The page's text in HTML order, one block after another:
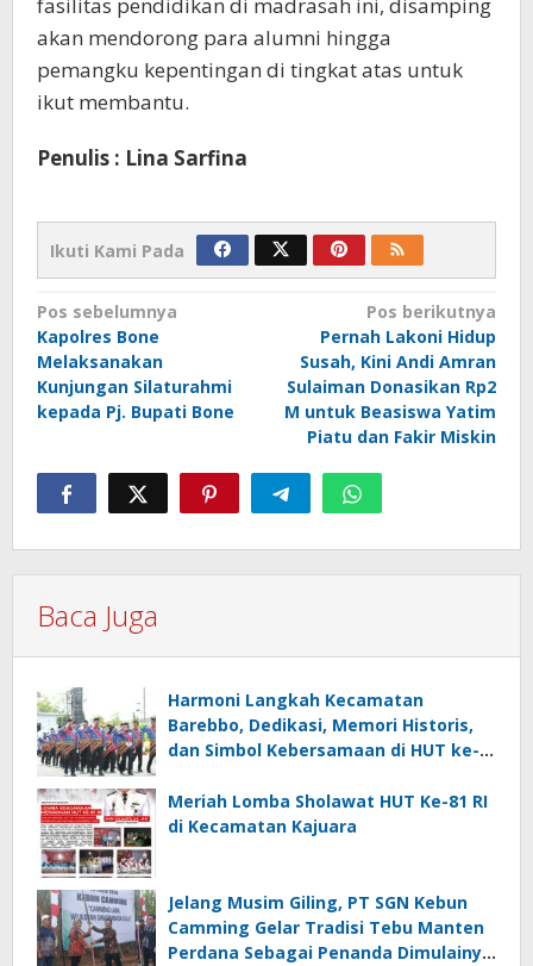
fasilitas pendidikan di madrasah ini, disamping
akan mendorong para alumni hingga
pemangku kepentingan di tingkat atas untuk
ikut membantu.
Penulis : Lina Sarfina
Ikuti Kami Pada
Navigasi
pos
Pos sebelumnya
Kapolres Bone
Melaksanakan
Kunjungan Silaturahmi
kepada Pj. Bupati Bone
Pos berikutnya
Pernah Lakoni Hidup
Susah, Kini Andi Amran
Sulaiman Donasikan Rp2
M untuk Beasiswa Yatim
Piatu dan Fakir Miskin
Baca Juga
Harmoni Langkah Kecamatan
Barebbo, Dedikasi, Memori Historis,
dan Simbol Kebersamaan di HUT ke-
Meriah Lomba Sholawat HUT Ke-81 RI
di Kecamatan Kajuara
Jelang Musim Giling, PT SGN Kebun
Camming Gelar Tradisi Tebu Manten
Perdana Sebagai Penanda Dimulainya